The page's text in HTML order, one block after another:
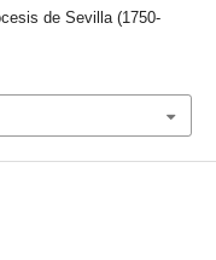
de Sevilla (1750-